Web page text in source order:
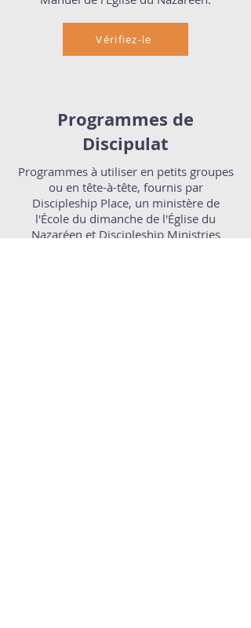
Vérifiez-le
Programmes de
Discipulat
Programmes à utiliser en petits groupes
ou en tête-à-tête, fournis par
Discipleship Place, un ministère de
l'École du dimanche de l'Église du
Nazaréen et Discipleship Ministries